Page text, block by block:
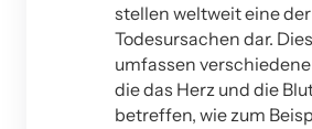
stellen weltweit eine
Todesursachen dar.
umfassen
die das Herz und die
betreffen, wie zum